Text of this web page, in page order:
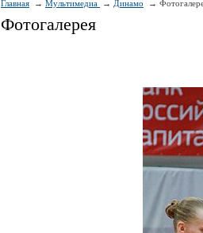
Главная Мультимедиа Динамо
Фотогалерея